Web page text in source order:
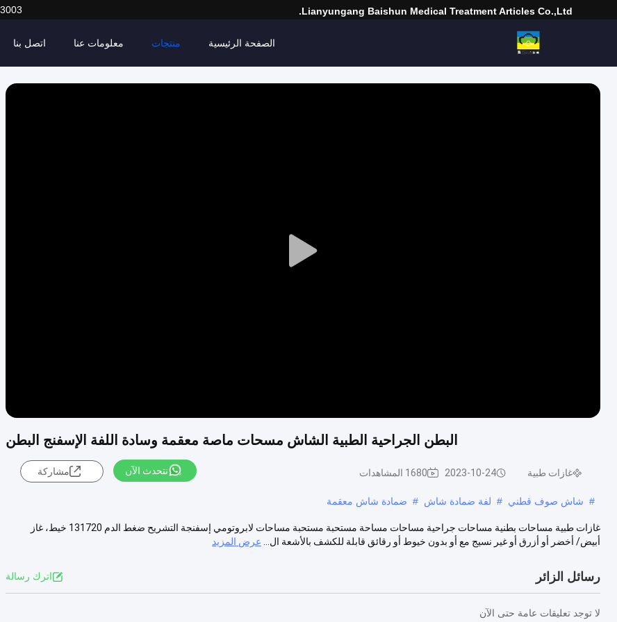
Lianyungang Baishun Medical Treatment Articles Co.,Ltd.
الصفحة الرئيسية منتجات معلومات عنا اتصل بنا
Play
البطن الجراحية الطبية الشاش مسحات ماصة معقمة وسادة اللفة الإسفنج البطن
غازات طبية 2023-10-24 1680 المشاهدات نتحدث الآن مشاركة
# شاش صوف قطني # لفة ضمادة شاش # ضمادة شاش معقمة
غازات طبية مساحات بطنية مساحات جراحية مساحات مساحة مستحبة مستحبة مساحات لابروتومي إسفنجة التشريح ضغط الدم 131720 خيط، غاز
أبيض/ أخضر أو أزرق أو غير نسيج مع أو بدون خيوط أو رقائق قابلة للكشف بالأشعة ال...
عرض المزيد
رسائل الزائر اترك رسالة
لا توجد تعليقات عامة حتى الآن